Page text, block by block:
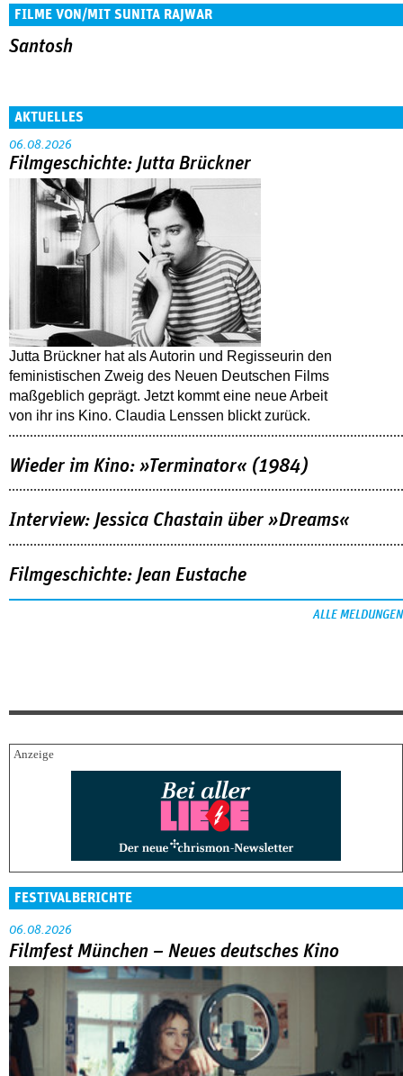
FILME VON/MIT SUNITA RAJWAR
Santosh
AKTUELLES
06.08.2026
Filmgeschichte: Jutta Brückner
Jutta Brückner hat als Autorin und Regisseurin den
feministischen Zweig des Neuen Deutschen Films
maßgeblich geprägt. Jetzt kommt eine neue Arbeit
von ihr ins Kino. Claudia Lenssen blickt zurück.
Wieder im Kino: »Terminator« (1984)
Interview: Jessica Chastain über »Dreams«
Filmgeschichte: Jean Eustache
ALLE MELDUNGEN
FESTIVALBERICHTE
06.08.2026
Filmfest München – Neues deutsches Kino